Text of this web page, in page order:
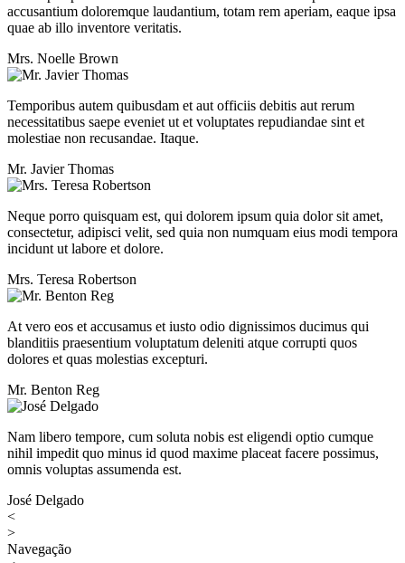
accusantium doloremque laudantium, totam rem aperiam, eaque ipsa
quae ab illo inventore veritatis.
Mrs. Noelle Brown
Temporibus autem quibusdam et aut officiis debitis aut rerum
necessitatibus saepe eveniet ut et voluptates repudiandae sint et
molestiae non recusandae. Itaque.
Mr. Javier Thomas
Neque porro quisquam est, qui dolorem ipsum quia dolor sit amet,
consectetur, adipisci velit, sed quia non numquam eius modi tempora
incidunt ut labore et dolore.
Mrs. Teresa Robertson
At vero eos et accusamus et iusto odio dignissimos ducimus qui
blanditiis praesentium voluptatum deleniti atque corrupti quos
dolores et quas molestias excepturi.
Mr. Benton Reg
Nam libero tempore, cum soluta nobis est eligendi optio cumque
nihil impedit quo minus id quod maxime placeat facere possimus,
omnis voluptas assumenda est.
José Delgado
<
>
Navegação